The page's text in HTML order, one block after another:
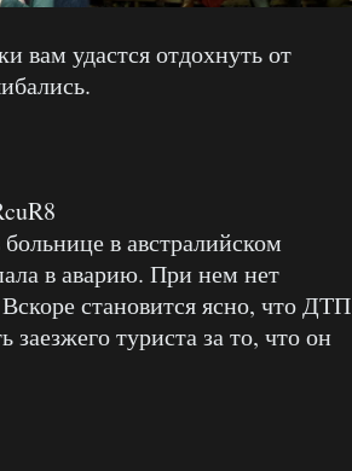
вам удастся отдохнуть от
в австралийском
в аварию. При нем нет
становится ясно, что ДТП
туриста за то, что он